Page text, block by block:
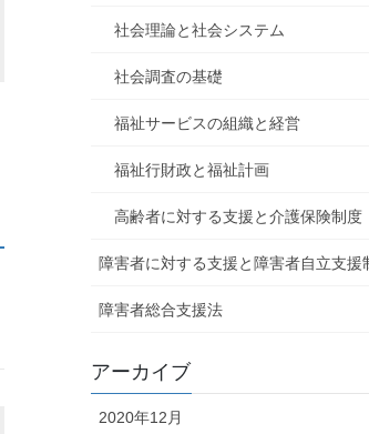
社会理論と社会システム
社会調査の基礎
福祉サービスの組織と経営
福祉行財政と福祉計画
高齢者に対する支援と介護保険制度
障害者に対する支援と障害者自立支援
障害者総合支援法
アーカイブ
2020年12月